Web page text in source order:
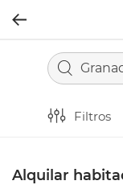
Filtros
Alquilar